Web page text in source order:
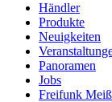
Händler
Produkte
Neuigkeiten
Panoramen
Jobs
Freifunk